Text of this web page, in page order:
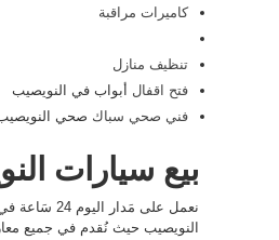
كاميرات مراقبة
تنظيف منازل
فتح اقفال أبواب في النويصيب
فني صحي سباك صحي
بيع سيارات
نعمل على مَدار
النويصيب حيث نُقدم في جميع